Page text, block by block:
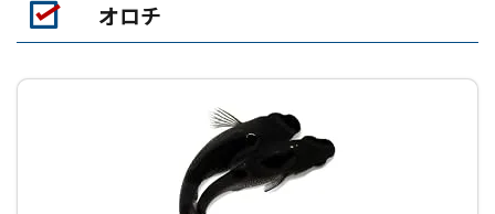
オロチ